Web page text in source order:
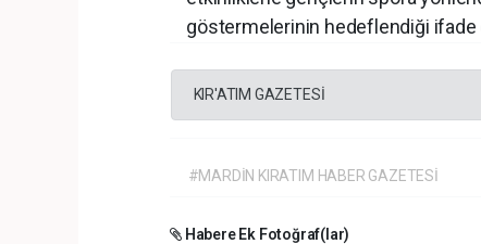
göstermelerinin hedeflendiği ifade
KIR'ATIM GAZETESİ
#MARDİN KIRATIM HABER GAZETESİ
Habere Ek Fotoğraf(lar)